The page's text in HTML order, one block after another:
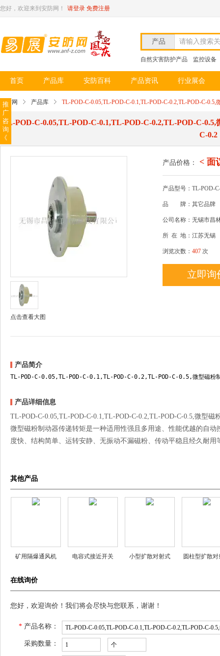
您好，欢迎来到安防网！ 请登录 免费注册
产品 请输入搜索
自然灾害防护产品 监控设备
首页 产品库 安防百科 产品资讯 行业展会
安防网 产品库 TL-POD-C-0.05,TL-POD-C-0.1,TL-POD-C-0.2,TL-POD-C-
TL-POD-C-0.05,TL-POD-C-0.1,TL-POD-C-0.2,TL-POD-C-
C-0.2
点击查看大图
产品价格： < 面
产品型号：TL-POD-
品 牌：其它品牌
公司名称：无锡市昌
所 在 地：江苏无锡
浏览次数： 407 次
立即询
产品简介
TL-POD-C-0.05,TL-POD-C-0.1,TL-POD-C-0.2,TL-POD-C-0.5,微型磁粉
产品详细信息
TL-POD-C-0.05,TL-POD-C-0.1,TL-POD-C-0.2,TL-POD-C-0.5,微型磁
微型磁粉制动器传递转矩是一种适用性强且多用途、性能优越的自
度快、结构简单、运转安静、无振动不漏磁粉、传动平稳且经久耐用
其他产品
矿用隔爆通风机
YBT-4 YBT-5.5
电容式接近开关 小型扩散对射式 圆柱型扩散对
在线询价
您好，欢迎询价！我们将会尽快与您联系，谢谢！
* 产品名称：
采购数量：
推
广
咨
询
《